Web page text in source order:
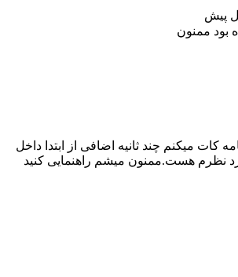
بود ممنون
کات میکنم چند ثانیه اضافی از ابتدا داخل
هست.ممنون میشم راهنمایی کنید